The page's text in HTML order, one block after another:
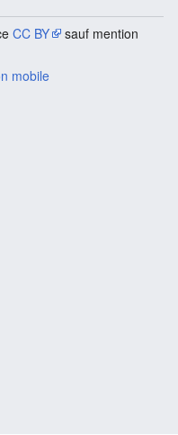
CC BY
sauf mention
mobile